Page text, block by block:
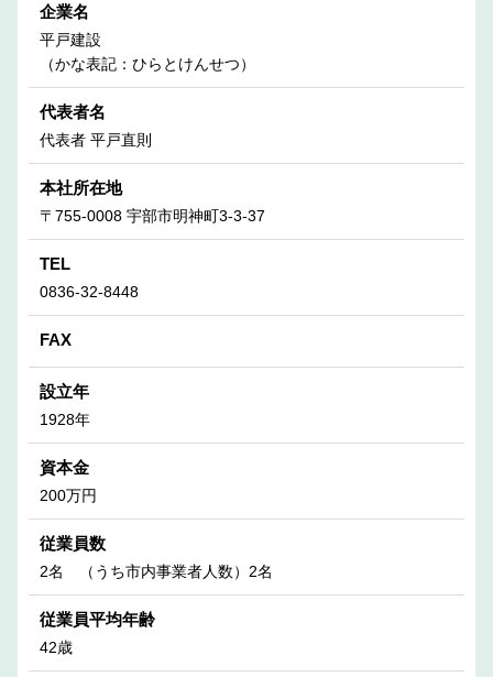
企業名
平戸建設
（かな表記：ひらとけんせつ）
代表者名
代表者 平戸直則
本社所在地
〒755-0008 宇部市明神町3-3-37
TEL
0836-32-8448
FAX
設立年
1928年
資本金
200万円
従業員数
2名 （うち市内事業者人数）2名
従業員平均年齢
42歳